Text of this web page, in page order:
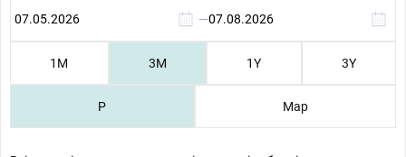
—
1М 3М 1Y 3Y
P Map